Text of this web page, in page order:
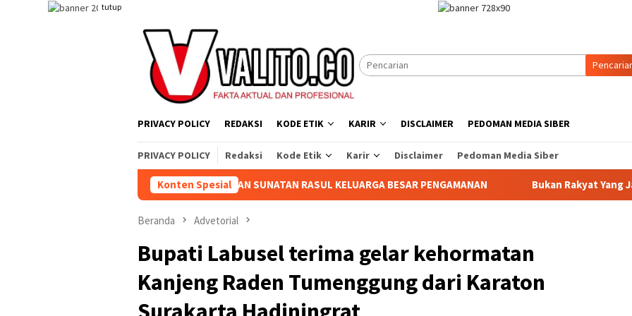
tutup
PRIVACY POLICY REDAKSI KODE ETIK KARIR DISCLAIMER PEDOMAN MEDIA SIBER
PRIVACY POLICY Redaksi Kode Etik Karir Disclaimer Pedoman Media Siber
Konten Spesial
DI ACARA SELAMATAN SUNATAN RASUL KELUARGA BESAR PENGAMANAN Bukan Rakyat Yang Jahat, Tetapi Sistem
Beranda Advetorial
Bupati Labusel terima gelar kehormatan
Kanjeng Raden Tumenggung dari Karaton